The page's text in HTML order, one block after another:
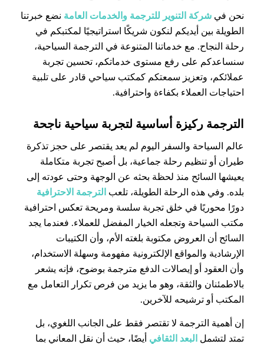
نحن في شركة التنوير للترجمة والخدمات العامة نضع خبرتنا
الطويلة بين أيديكم لنكون شريكًا استراتيجيًا لمكتبكم في
رحلة النجاح. مع خدماتنا المتنوعة في الترجمة السياحية،
سنساعدكم على رفع مستوى خدماتكم، تحسين تجربة
عملائكم، وتعزيز سمعتكم كمكتب سياحي قادر على تلبية
احتياجات العملاء بكفاءة واحترافية.
الترجمة ركيزة أساسية لتجربة سياحية ناجحة
عالم السياحة والسفر اليوم لم يعد يقتصر على حجز تذكرة
طيران أو تنظيم رحلة جماعية، بل أصبح تجربة متكاملة
يعيشها السائح منذ لحظة بحثه عن الوجهة وحتى عودته إلى
بلده. وفي هذه الرحلة الطويلة، تلعب
الترجمة الاحترافية
دورًا محوريًا في خلق تجربة سلسة ومريحة تعكس احترافية
مكتب السياحة وتجعله الخيار المفضل للعملاء. فعندما يجد
السائح أن العروض مكتوبة بلغته الأم، وأن الكتيبات
الإرشادية والمواقع الإلكترونية مفهومة وسهلة الاستخدام،
وأن العقود أو إيصالات الدفع مترجمة بوضوح، فإنه يشعر
بالاطمئنان والثقة، وهو ما يزيد من فرص تكرار التعامل مع
المكتب أو ترشيحه للآخرين.
إن أهمية الترجمة لا تقتصر فقط على الجانب اللغوي، بل
تمتد لتشمل
البعد الثقافي أيضًا، حيث أن نقل المعاني بما